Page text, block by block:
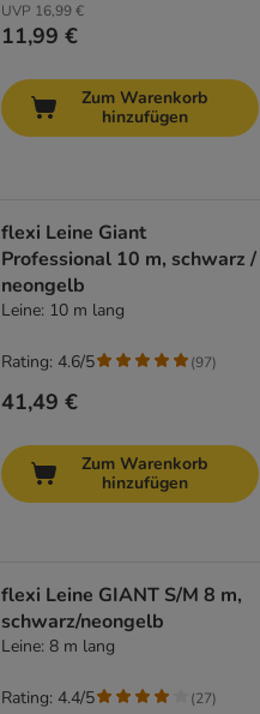
UVP 16,99 €
11,99 €
Zum Warenkorb
hinzufügen
flexi Leine Giant
Professional 10 m, schwarz /
neongelb
Leine: 10 m lang
41,49 €
Rating: 4.6/5 (97)
Zum Warenkorb
hinzufügen
flexi Leine GIANT S/M 8 m,
schwarz/neongelb
Leine: 8 m lang
Rating: 4.4/5 (27)